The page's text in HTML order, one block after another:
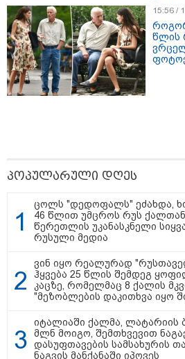
პოლიტიკა
13:53 / 05-08-2026
"ვისურვებდით, რომ თინა
ყრილობას დაესწროს" -
15:56 /
წლის
პოპულარული დღეს
ცოლს "დედოფალს" ეძახდა,
46 წლით უმცროს რუს
წერეთლის უკანასკნელი
რუსული მედია
ვინ იყო რეალურად
ჰყვება 25 წლის შემდეგ
კაცზე, რომელმაც 8 ქალის
"მეზობლების დაკითხვა იყო
იტალიაში ქალმა, ლატარიის
მლნ მოიგო, შემთხვევით
დასუფთავების სამსახურის
ნაგვის მანქანაში იპოვეს